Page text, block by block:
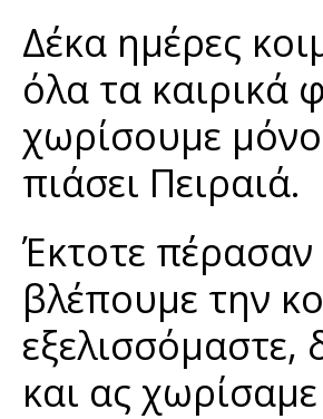
Δέκα ημέρες
όλα τα καιρικά
χωρίσουμε
πιάσει Πειραιά.
Έκτοτε
βλέπουμε την
εξελισσόμαστε,
και ας